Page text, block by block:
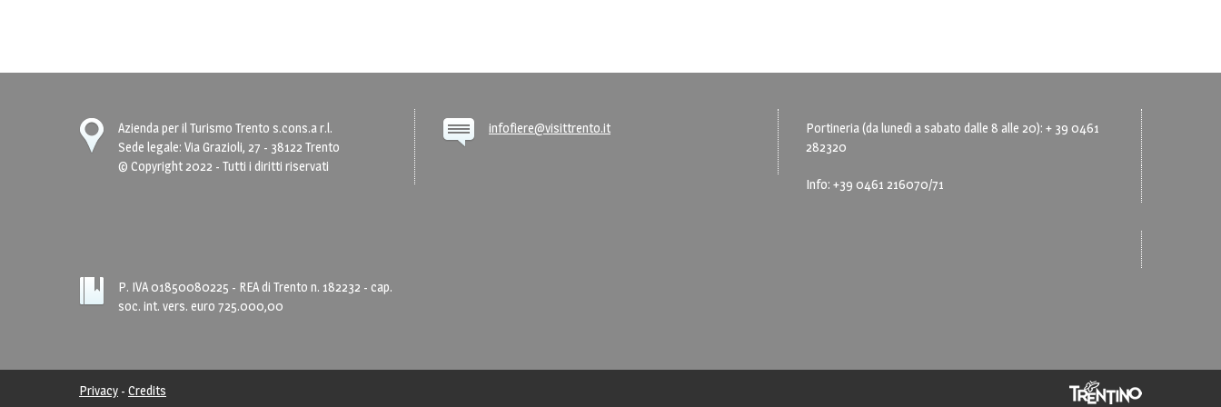
Azienda per il Turismo Trento s.cons.a r.l.
Sede legale: Via Grazioli, 27 - 38122 Trento
© Copyright 2022 - Tutti i diritti riservati
infofiere@visittrento.it
Portineria (da lunedì a sabato dalle 8 alle 20): + 39 0461
282320
Info: +39 0461 216070/71
P. IVA 01850080225 - REA di Trento n. 182232 - cap.
soc. int. vers. euro 725.000,00
Privacy - Credits